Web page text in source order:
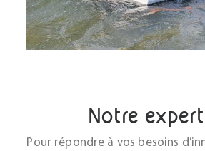
Notre
Pour répondre à vos besoins